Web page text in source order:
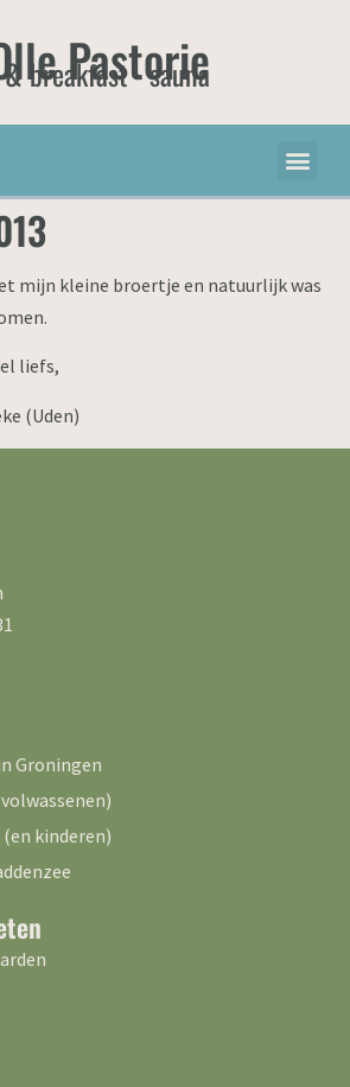
Pastorie
breakfast - sauna
mijn kleine broertje en natuurlijk was
liefs,
(Uden)
Groningen
kinderen)